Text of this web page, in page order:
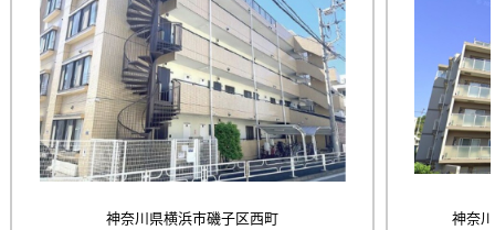
神奈川県横浜市磯子区西町 神奈